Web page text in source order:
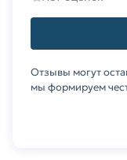
Отзывы могут
мы формируем